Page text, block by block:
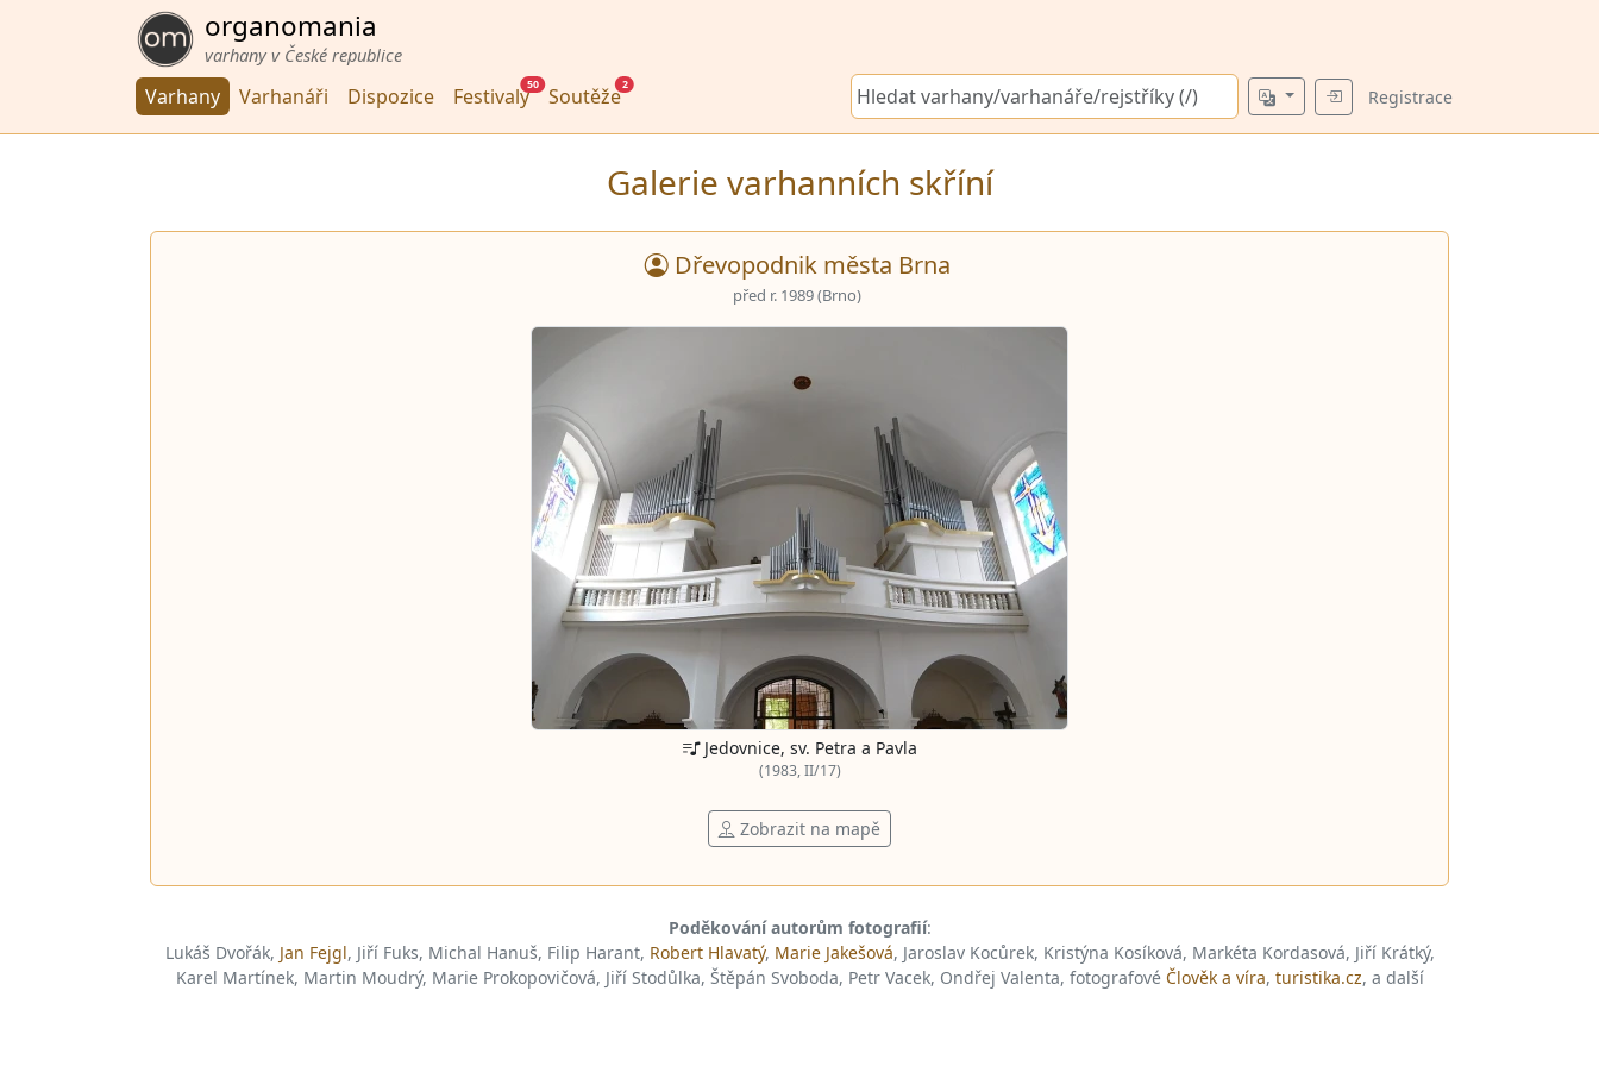
organomania
varhany v České republice
Varhany Varhanáři Dispozice Festivaly50 Soutěže2
Registrace
Galerie varhanních skříní
Dřevopodnik města Brna
před r. 1989 (Brno)
Jedovnice, sv. Petra a Pavla
(1983, II/17)
Zobrazit na mapě
Poděkování autorům fotografií:
Lukáš Dvořák, Jan Fejgl, Jiří Fuks, Michal Hanuš, Filip Harant, Robert Hlavatý, Marie Jakešová, Jaroslav Kocůrek, Kristýna Kosíková, Markéta Kordasová, Jiří Krátký,
Karel Martínek, Martin Moudrý, Marie Prokopovičová, Jiří Stodůlka, Štěpán Svoboda, Petr Vacek, Ondřej Valenta, fotografové Člověk a víra, turistika.cz, a další